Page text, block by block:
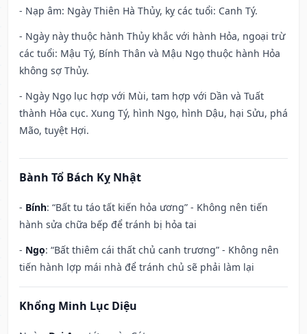
- Nạp âm: Ngày Thiên Hà Thủy, kỵ các tuổi: Canh Tý.
- Ngày này thuộc hành Thủy khắc với hành Hỏa, ngoại trừ
các tuổi: Mậu Tý, Bính Thân và Mậu Ngọ thuộc hành Hỏa
không sợ Thủy.
- Ngày Ngọ lục hợp với Mùi, tam hợp với Dần và Tuất
thành Hỏa cục. Xung Tý, hình Ngọ, hình Dậu, hại Sửu, phá
Mão, tuyệt Hợi.
Bành Tổ Bách Kỵ Nhật
- Bính: “Bất tu táo tất kiến hỏa ương” - Không nên tiến
hành sửa chữa bếp để tránh bị hỏa tai
- Ngọ: “Bất thiêm cái thất chủ canh trương” - Không nên
tiến hành lợp mái nhà để tránh chủ sẽ phải làm lại
Khổng Minh Lục Diệu